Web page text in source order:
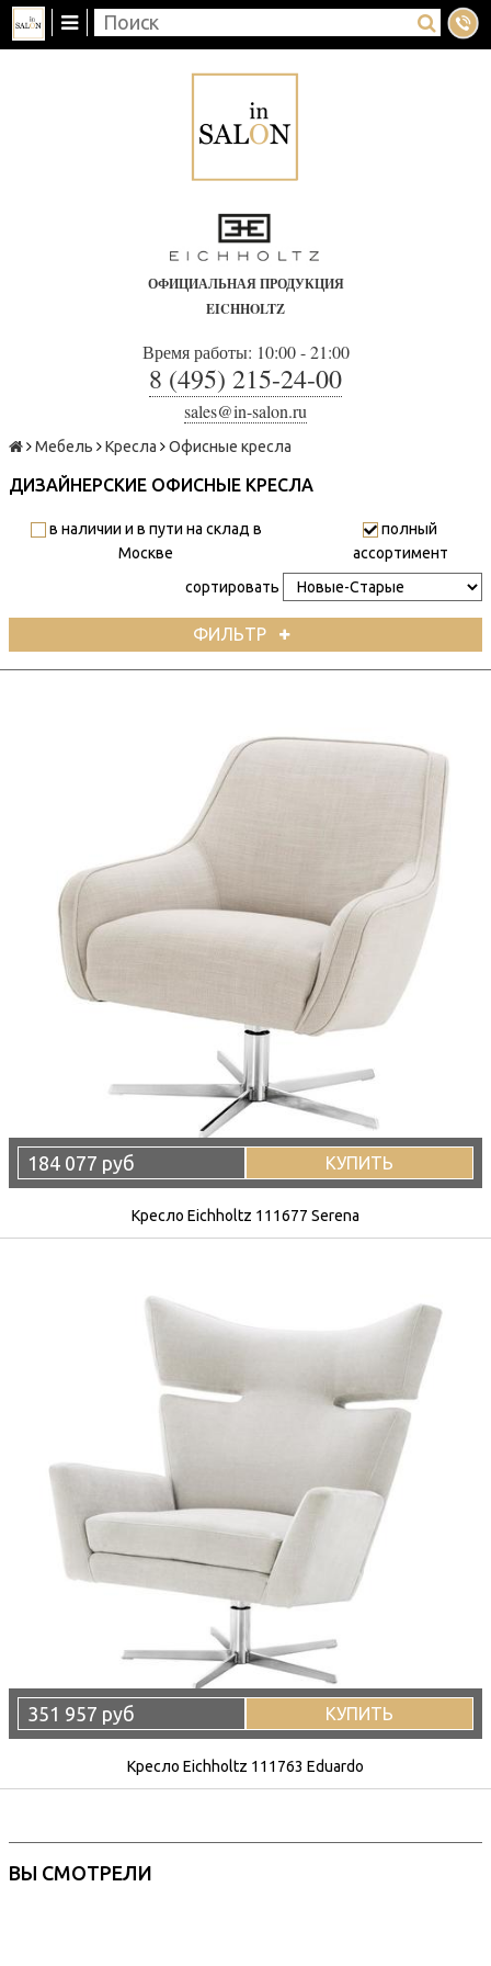
ОФИЦИАЛЬНАЯ ПРОДУКЦИЯ
EICHHOLTZ
Время работы: 10:00 - 21:00
8 (495) 215-24-00
sales@in-salon.ru
Мебель Кресла Офисные кресла
ДИЗАЙНЕРСКИЕ ОФИСНЫЕ КРЕСЛА
в наличии и в пути на склад в
Москве
полный
ассортимент
сортировать
ФИЛЬТР
184 077 руб КУПИТЬ
Кресло Eichholtz 111677 Serena
351 957 руб КУПИТЬ
Кресло Eichholtz 111763 Eduardo
ВЫ СМОТРЕЛИ